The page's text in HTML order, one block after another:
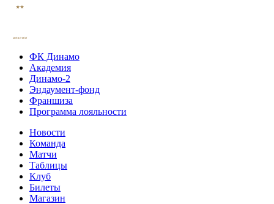
ФК Динамо
Академия
Динамо-2
Эндаумент-фонд
Франшиза
Программа лояльности
Новости
Команда
Матчи
Таблицы
Клуб
Билеты
Магазин